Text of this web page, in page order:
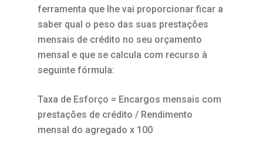
ferramenta que lhe vai proporcionar ficar a
saber qual o peso das suas prestações
mensais de crédito no seu orçamento
mensal e que se calcula com recurso à
seguinte fórmula:
Taxa de Esforço = Encargos mensais com
prestações de crédito / Rendimento
mensal do agregado x 100